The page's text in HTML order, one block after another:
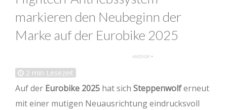
markieren den Neubeginn der
Marke auf der Eurobike 2025
2 min Lesezeit
Auf der Eurobike 2025 hat sich Steppenwolferneut
mit einer mutigen Neuausrichtung eindrucksvoll